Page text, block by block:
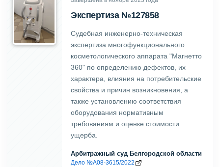
Экспертиза №127858
Судебная инженерно-техническая
экспертиза многофункционального
косметологического аппарата "Магнетто
360" по определению дефектов, их
характера, влияния на потребительские
свойства и причин возникновения, а
также установлению соответствия
оборудования нормативным
требованиям и оценке стоимости
ущерба.
Арбитражный суд Белгородской области
Дело №А08-3615/2022